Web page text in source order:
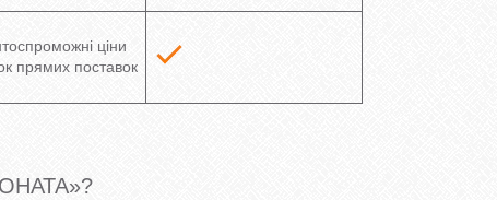
ціни
прямих поставок